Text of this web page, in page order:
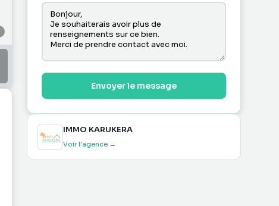
Envoyer le message
IMMO KARUKERA
Voir l'agence →